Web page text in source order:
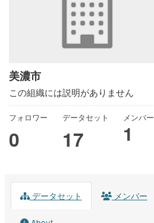
美濃市
この組織には説明がありません
フォロワー
0
データセット
17
メンバー
1
データセット メンバー